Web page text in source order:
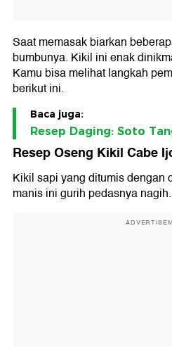
Saat memasak biarkan
bumbunya. Kikil ini enak
Kamu bisa melihat langkah
berikut ini.
Baca juga:
Resep Daging: Soto
Resep Oseng Kikil Cabe
Kikil sapi yang ditumis dengan
manis ini gurih pedasnya nagih.